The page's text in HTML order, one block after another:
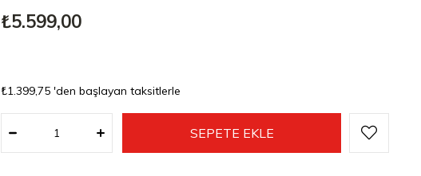
₺5.599,00
₺1.399,75 'den başlayan taksitlerle